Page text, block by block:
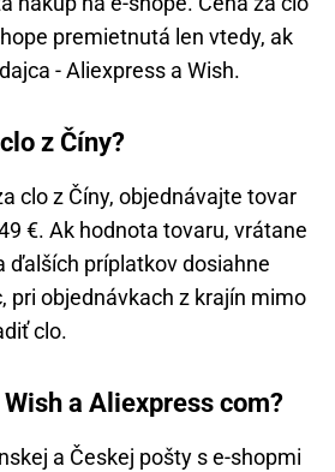
premietnutá len vtedy, ak
- Aliexpress a Wish.
z Číny?
clo z Číny, objednávajte tovar
€. Ak hodnota tovaru, vrátane
ďalších príplatkov dosiahne
pri objednávkach z krajín mimo
clo.
a Aliexpress com?
a Českej pošty s e-shopmi